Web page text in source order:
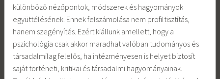
különböző nézőpontok, módszerek és hagyományok
együttélésének. Ennek felszámolása nem profiltisztítás,
hanem szegényítés. Ezért kiállunk amellett, hogy a
pszichológia csak akkor maradhat valóban tudományos és
társadalmilag felelős, ha intézményesen is helyet biztosít
saját történeti, kritikai és társadalmi hagyományainak.